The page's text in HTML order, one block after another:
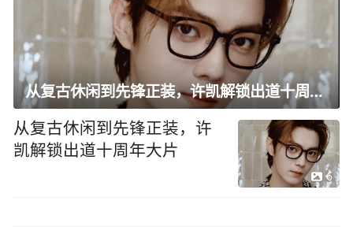
从复古休闲到先锋正装，许凯解锁出道十周年大片
从复古休闲到先锋正装，许
凯解锁出道十周年大片
6